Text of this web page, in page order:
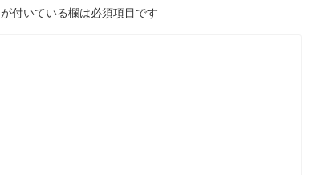
が付いている欄は必須項目です